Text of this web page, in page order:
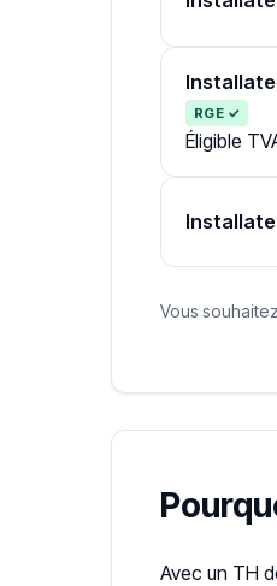
RGE ✓
Éligible
Vous
Avec un TH